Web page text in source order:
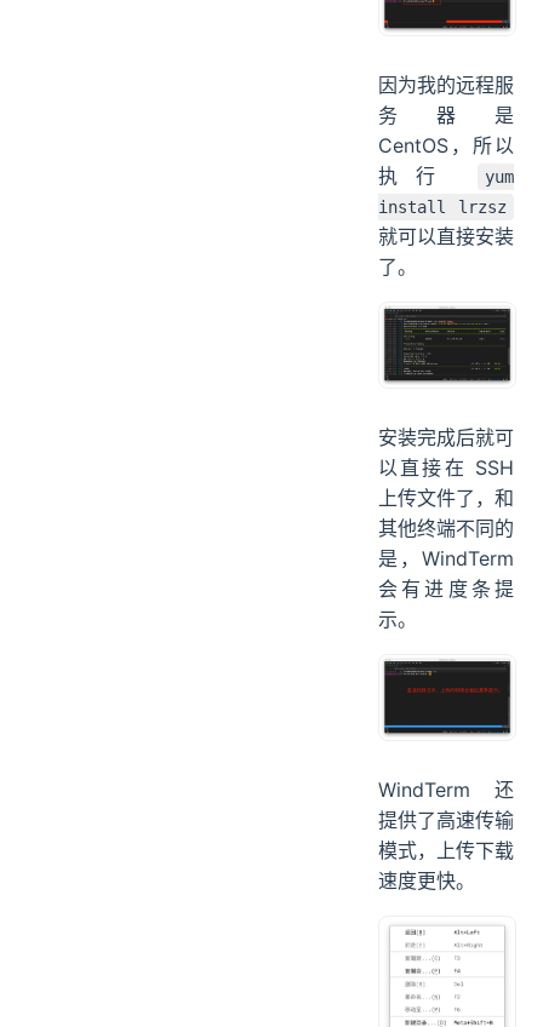
因为我的远程服
务器是
CentOS，所以
执行
yum
install lrzsz
就可以直接安装
了。
安装完成后就可
以直接在 SSH
上传文件了，和
其他终端不同的
是，WindTerm
会有进度条提
示。
WindTerm 还
提供了高速传输
模式，上传下载
速度更快。